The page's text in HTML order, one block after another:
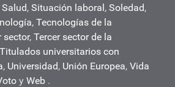
Salud, Situación laboral , Soledad,
, Tecnologías de la
sector, Tercer sector de la
Titulados universitarios con
, Universidad, Unión Europea, Vida
y Web .